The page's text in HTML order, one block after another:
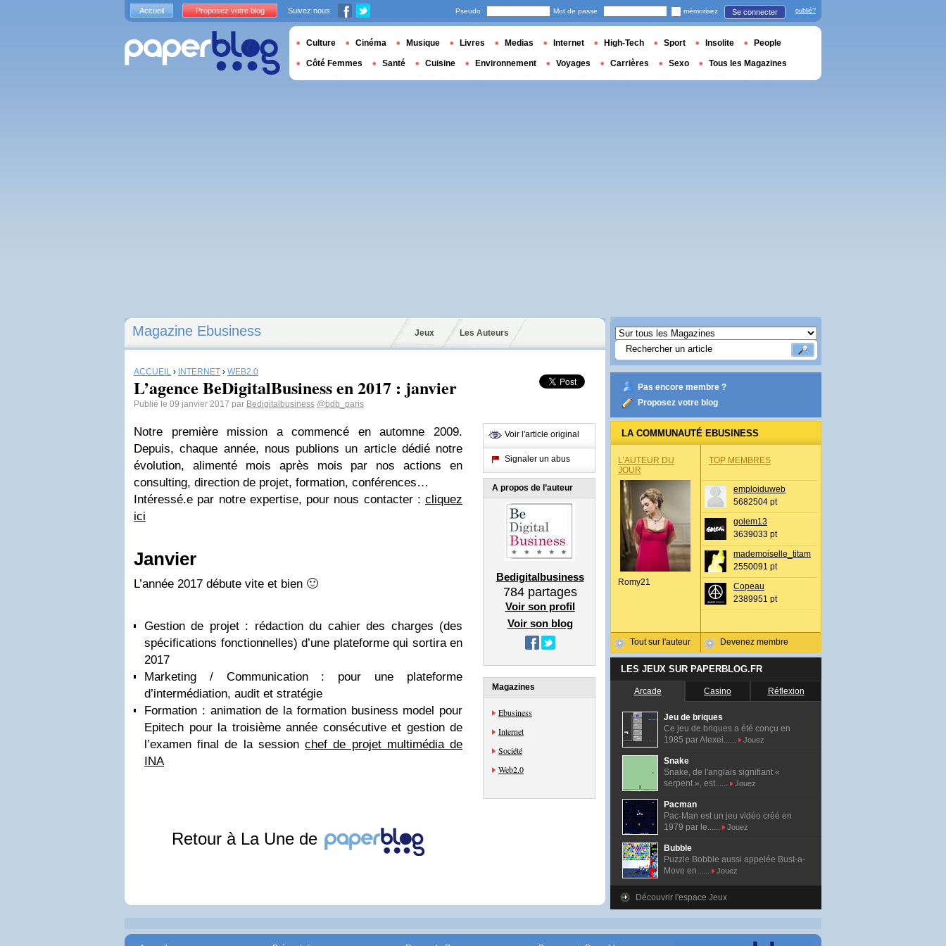
Magazine Ebusiness Jeux Les Auteurs
ACCUEIL › INTERNET › WEB2.0
L’agence BeDigitalBusiness en 2017 : janvier
Publié le 09 janvier 2017 par Bedigitalbusiness @bdb_paris
Notre première mission a commencé en automne 2009.
Depuis, chaque année, nous publions un article dédié notre
évolution, alimenté mois après mois par nos actions en
consulting, direction de projet, formation, conférences…
Intéressé.e par notre expertise, pour nous contacter : cliquez
ici
Janvier
L’année 2017 débute vite et bien 🙂
Gestion de projet : rédaction du cahier des charges (des
spécifications fonctionnelles) d’une plateforme qui sortira en
2017
Marketing / Communication : pour une plateforme
d’intermédiation, audit et stratégie
Formation : animation de la formation business model pour
Epitech pour la troisième année consécutive et gestion de
l’examen final de la sessionchef de projet multimédia de
INA
Retour à La Une de
Voir l'article original
Signaler un abus
A propos de l’auteur
Bedigitalbusiness
784partages
Voir son profil
Voir son blog
Magazines
Ebusiness
Internet
Société
Web2.0
Pas encore membre ?
Proposez votre blog
LA COMMUNAUTÉ EBUSINESS
L’AUTEUR DU
JOUR
Romy21
Tout sur l'auteur
TOP MEMBRES
emploiduweb
5682504 pt
golem13
3639033 pt
mademoiselle_titam
2550091 pt
Copeau
2389951 pt
Devenez membre
LES JEUX SUR PAPERBLOG.FR
Arcade Casino Réflexion
Jeu de briques
Ce jeu de briques a été conçu en
1985 par Alexei......
Jouez
Snake
Snake, de l'anglais signifiant «
serpent », est......
Jouez
Pacman
Pac-Man est un jeu vidéo créé en
1979 par le......
Jouez
Bubble
Puzzle Bobble aussi appelée Bust-a-
Move en......
Jouez
Découvrir l'espace Jeux
Accueil Proposez votre blog Suivez nous Pseudo Mot de passe mémorisez Se connecter oublié?
Culture Cinéma Musique Livres Medias Internet High-Tech Sport Insolite People
Côté Femmes Santé Cuisine Environnement Voyages Carrières Sexo Tous les Magazines